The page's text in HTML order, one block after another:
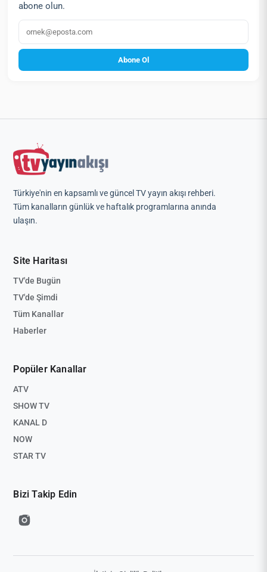
abone olun.
E‑posta
Abone Ol
Türkiye'nin en kapsamlı ve güncel TV yayın akışı rehberi.
Tüm kanalların günlük ve haftalık programlarına anında
ulaşın.
Site Haritası
TV'de Bugün
TV'de Şimdi
Tüm Kanallar
Haberler
Popüler Kanallar
ATV
SHOW TV
KANAL D
NOW
STAR TV
Bizi Takip Edin